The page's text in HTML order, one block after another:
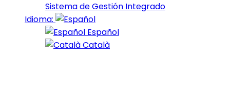
Sistema de Gestión Integrado
Idioma:
Español
Català